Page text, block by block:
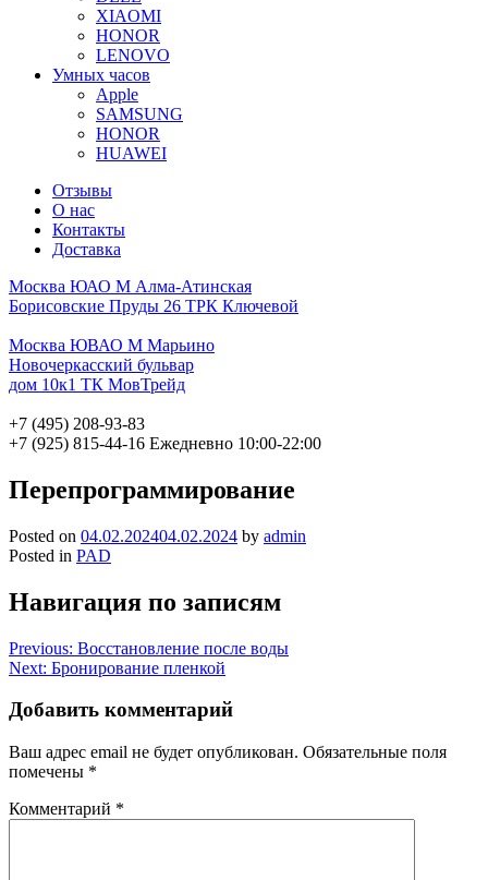
XIAOMI
HONOR
LENOVO
Умных часов
Apple
SAMSUNG
HONOR
HUAWEI
Отзывы
О нас
Контакты
Доставка
Москва ЮАО М Алма-Атинская
Борисовские Пруды 26 ТРК Ключевой
Москва ЮВАО М Марьино
Новочеркасский бульвар
дом 10к1 ТК МовТрейд
+7 (495) 208-93-83
+7 (925) 815-44-16 Ежедневно 10:00-22:00
Перепрограммирование
Posted on 04.02.202404.02.2024 by admin
Posted in PAD
Навигация по записям
Previous: Восстановление после воды
Next: Бронирование пленкой
Добавить комментарий
Ваш адрес email не будет опубликован. Обязательные поля
помечены *
Комментарий *